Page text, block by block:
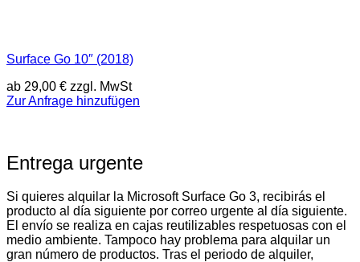
Surface Go 10″ (2018)
ab 29,00 € zzgl. MwSt
Zur Anfrage hinzufügen
Entrega urgente
Si quieres alquilar la Microsoft Surface Go 3, recibirás el
producto al día siguiente por correo urgente al día siguiente.
El envío se realiza en cajas reutilizables respetuosas con el
medio ambiente. Tampoco hay problema para alquilar un
gran número de productos. Tras el periodo de alquiler,